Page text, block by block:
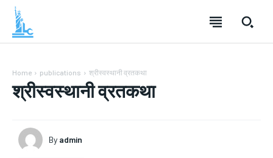
Home publications श्रीस्वस्थानी व्रतकथा
श्रीस्वस्थानी व्रतकथा
By admin